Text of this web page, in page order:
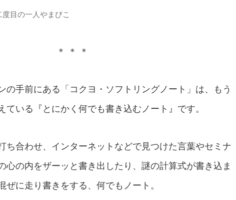
目の一人やまびこ
＊ ＊ ＊
の手前にある「コクヨ・ソフトリングノート」は、もう
ている『とにかく何でも書き込むノート』です。
ち合わせ、インターネットなどで見つけた言葉やセミナ
心の内をザーッと書き出したり、謎の計算式が書き込ま
ぜに走り書きをする、何でもノート。